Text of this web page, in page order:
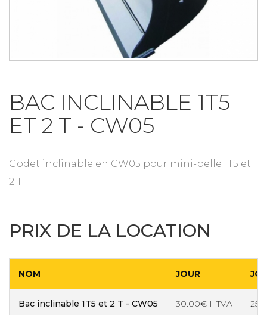
BAC INCLINABLE 1T5
ET 2 T - CW05
Godet inclinable en CW05 pour mini-pelle 1T5 et
2 T
PRIX DE LA LOCATION
NOM JOUR
Bac inclinable 1T5 et 2 T - CW05 30.00€ HTVA